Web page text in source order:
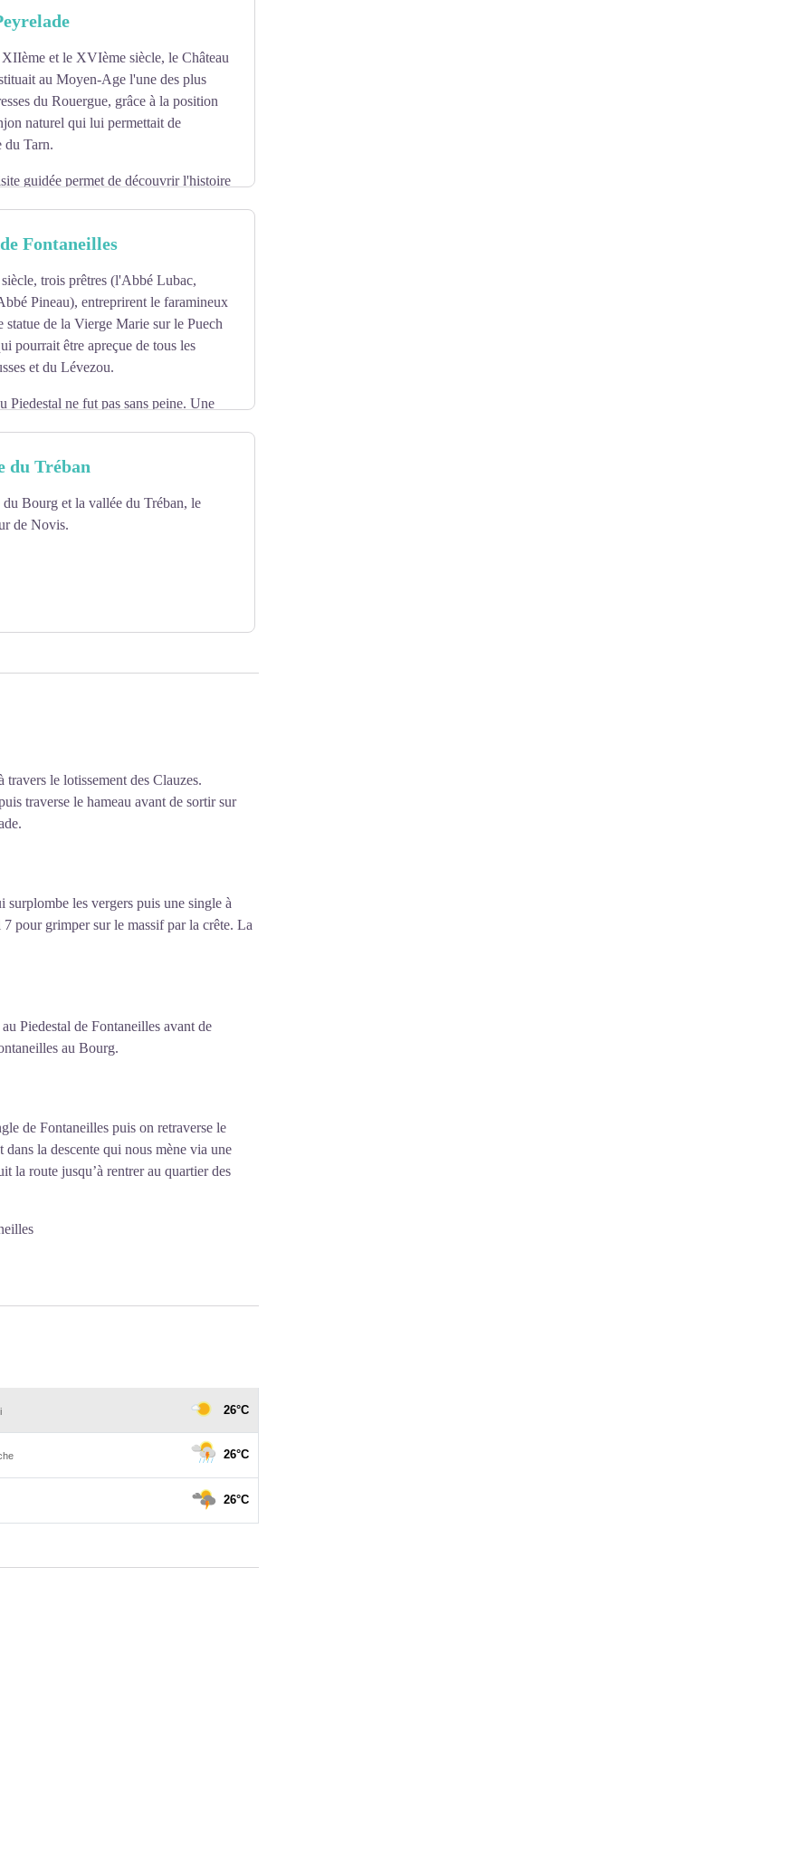
et le XVIème siècle, le Château
au Moyen-Age l'une des plus
du Rouergue, grâce à la position
naturel qui lui permettait de
du Tarn.
guidée permet de découvrir l'histoire
un panorama superbe sur le secteur de
avec maquettes, animations et tables
Fontaneilles
trois prêtres (l'Abbé Lubac,
Pineau), entreprirent le faramineux
statue de la Vierge Marie sur le Puech
pourrait être apreçue de tous les
et du Lévezou.
Piedestal ne fut pas sans peine. Une
d'accès afin d'acheminer les
dans des barriques et servit à
place.
qui, commandée en belgique, ne
ce qui s'est réellement passé...
du Tréban
Bourg et la vallée du Tréban, le
de Novis.
le lotissement des Clauzes.
traverse le hameau avant de sortir sur
les vergers puis une single à
pour grimper sur le massif par la crête. La
Piedestal de Fontaneilles avant de
au Bourg.
de Fontaneilles puis on retraverse le
la descente qui nous mène via une
la route jusqu’à rentrer au quartier des